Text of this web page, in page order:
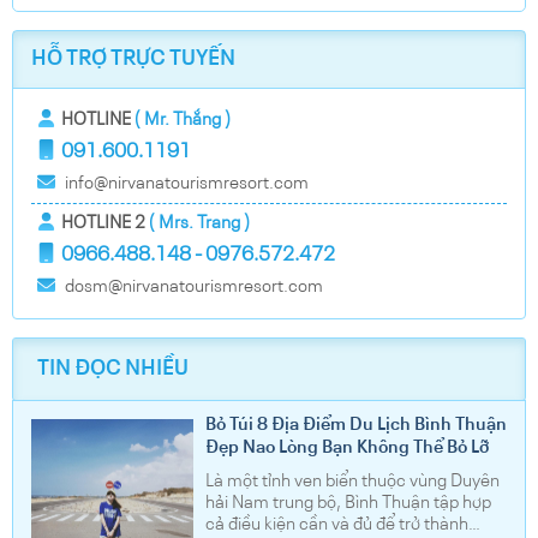
10:00 và 13:50.
Ngoài ra, resort còn có dịch vụ xe hợp đồng phục vụ
theo lịch trình riêng của khách, vui lòng liên hệ trực tiếp
HỖ TRỢ TRỰC TUYẾN
HOTLINE ( Mr. Thắng )
091.600.1191
info@nirvanatourismresort.com
HOTLINE 2 ( Mrs. Trang )
0966.488.148 - 0976.572.472
dosm@nirvanatourismresort.com
TIN ĐỌC NHIỀU
Bỏ Túi 8 Địa Điểm Du Lịch Bình Thuận
Đẹp Nao Lòng Bạn Không Thể Bỏ Lỡ
Là một tỉnh ven biển thuộc vùng Duyên
hải Nam trung bộ, Bình Thuận tập hợp
cả điều kiện cần và đủ để trở thành